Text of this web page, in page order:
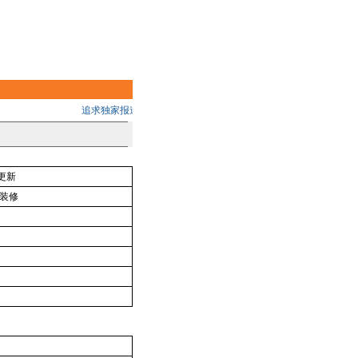
追求独家报道的品质 助您掌握中国大陆最新建设动态,把握无限
新
修